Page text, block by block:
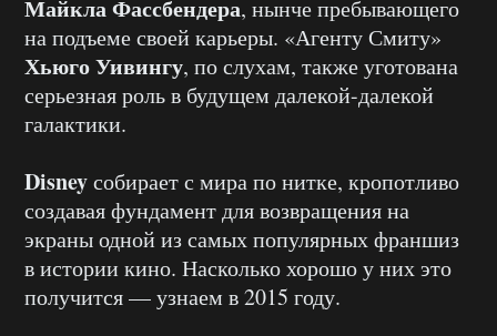
Майкла Фассбендера, нынче пребывающего
на подъеме своей карьеры. «Агенту Смиту»
Хьюго Уивингу, по слухам, также уготована
серьезная роль в будущем далекой-далекой
галактики.
Disneyсобирает с мира по нитке, кропотливо
создавая фундамент для возвращения на
экраны одной из самых популярных франшиз
в истории кино. Насколько хорошо у них это
получится — узнаем в 2015 году.